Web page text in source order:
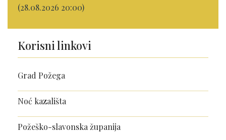
(28.08.2026 20:00)
Korisni linkovi
Grad Požega
Noć kazališta
Požeško-slavonska županija